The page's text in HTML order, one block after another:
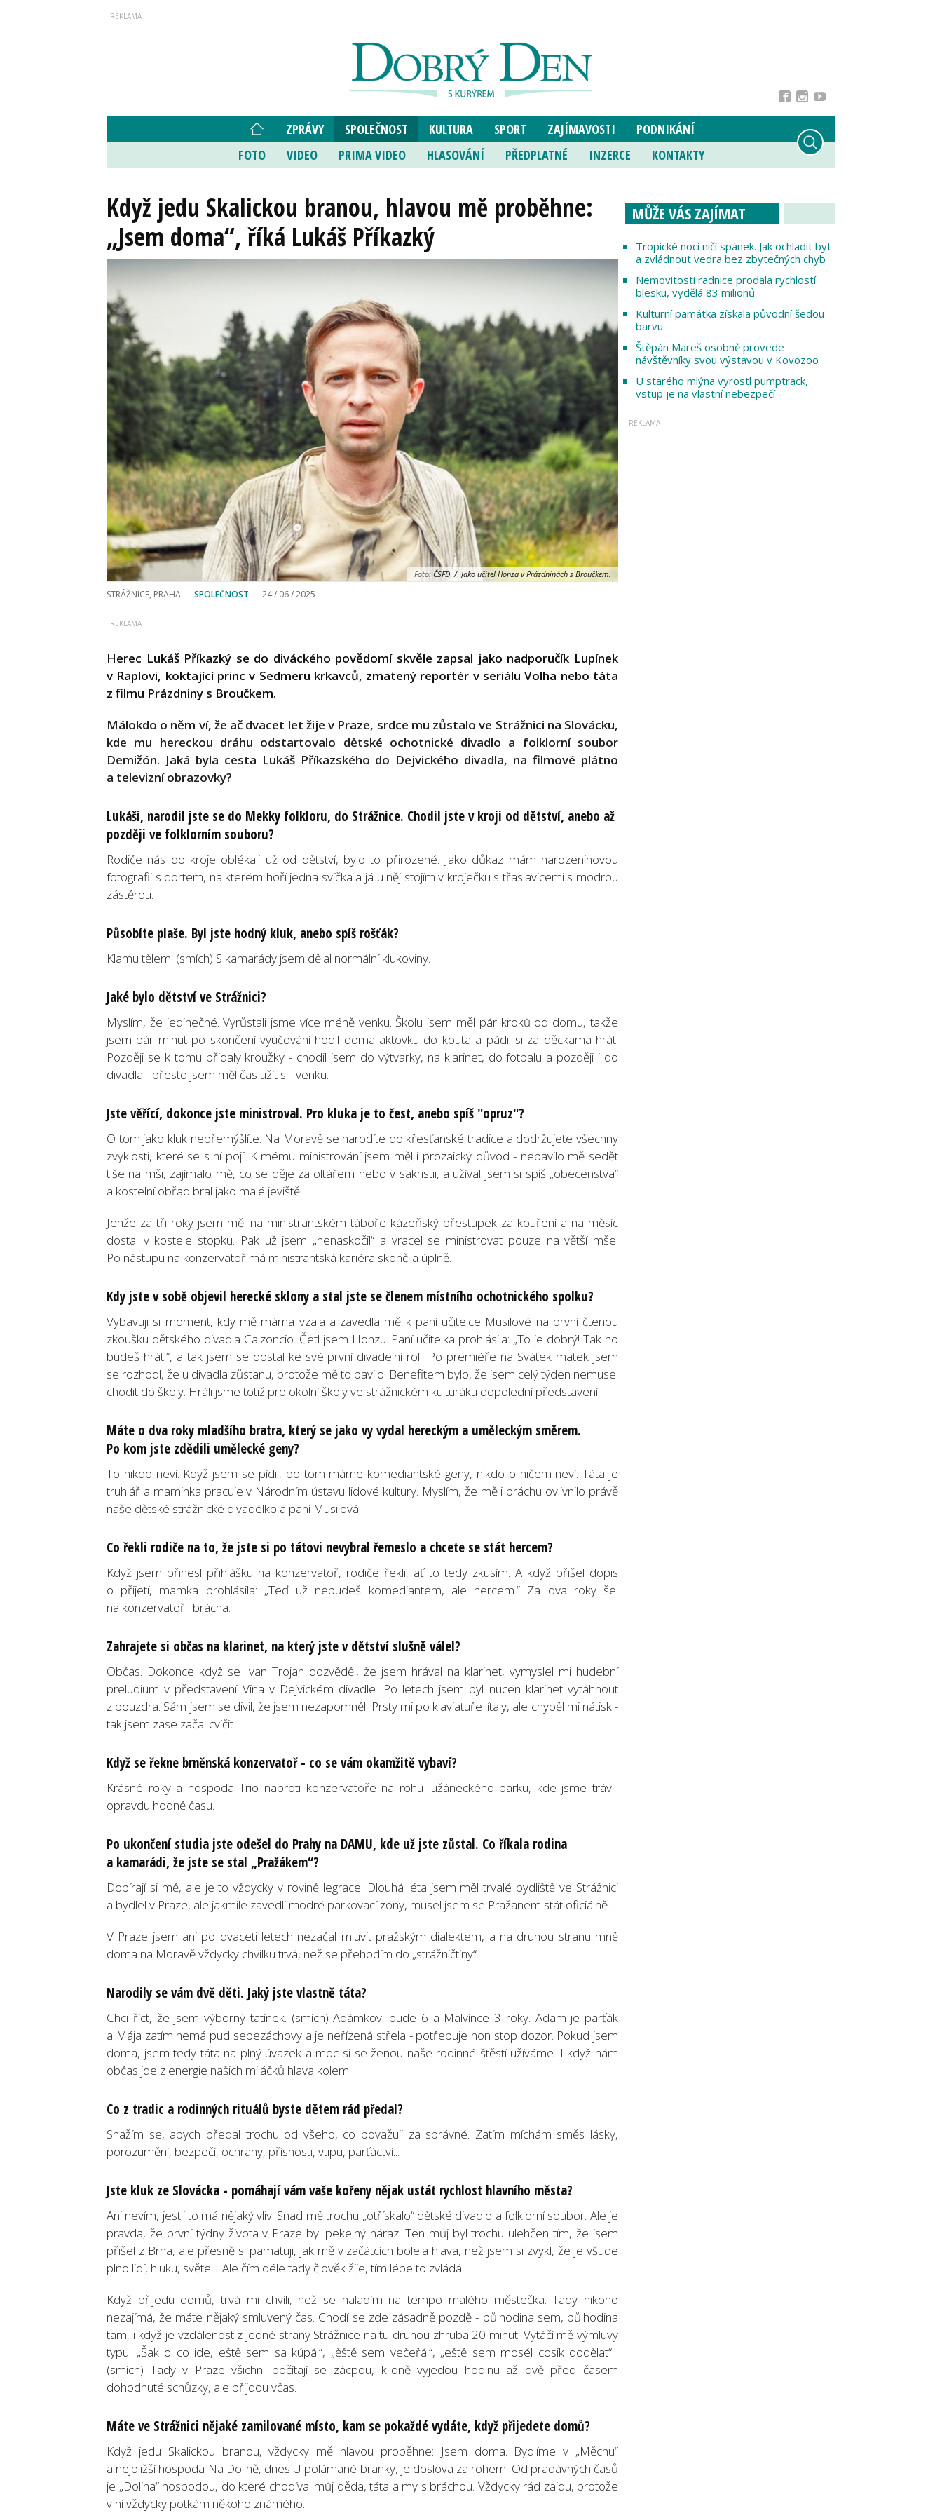
ZPRÁVY SPOLEČNOST KULTURA SPORT ZAJÍMAVOSTI
PODNIKÁNÍ
FOTO
VIDEO PRIMA VIDEO HLASOVÁNÍ PŘEDPLATNÉ INZERCE KONTAKTY
Když jedu Skalickou branou, hlavou mě proběhne:
„Jsem doma“, říká Lukáš Příkazký
Foto: ČSFD / Jako učitel Honza v Prázdninách s Broučkem.
STRÁŽNICE, PRAHA SPOLEČNOST 24 / 06 / 2025
Herec Lukáš Příkazký se do diváckého povědomí skvěle zapsal jako nadporučík Lupínek
v Raplovi, koktající princ v Sedmeru krkavců, zmatený reportér v seriálu Volha nebo táta
z filmu Prázdniny s Broučkem.
Málokdo o něm ví, že ač dvacet let žije v Praze, srdce mu zůstalo ve Strážnici na Slovácku,
kde mu hereckou dráhu odstartovalo dětské ochotnické divadlo a folklorní soubor
Demižón. Jaká byla cesta Lukáš Příkazského do Dejvického divadla, na filmové plátno
a televizní obrazovky?
Lukáši, narodil jste se do Mekky folkloru, do Strážnice. Chodil jste v kroji od dětství, anebo až
později ve folklorním souboru?
Rodiče nás do kroje oblékali už od dětství, bylo to přirozené. Jako důkaz mám narozeninovou
fotografii s dortem, na kterém hoří jedna svíčka a já u něj stojím v kroječku s třaslavicemi s modrou
zástěrou.
Působíte plaše. Byl jste hodný kluk, anebo spíš rošťák?
Klamu tělem. (smích) S kamarády jsem dělal normální klukoviny.
Jaké bylo dětství ve Strážnici?
Myslím, že jedinečné. Vyrůstali jsme více méně venku. Školu jsem měl pár kroků od domu, takže
jsem pár minut po skončení vyučování hodil doma aktovku do kouta a pádil si za děckama hrát.
Později se k tomu přidaly kroužky - chodil jsem do výtvarky, na klarinet, do fotbalu a později i do
divadla - přesto jsem měl čas užít si i venku.
Jste věřící, dokonce jste ministroval. Pro kluka je to čest, anebo spíš "opruz"?
O tom jako kluk nepřemýšlíte. Na Moravě se narodíte do křesťanské tradice a dodržujete všechny
zvyklosti, které se s ní pojí. K mému ministrování jsem měl i prozaický důvod - nebavilo mě sedět
tiše na mši, zajímalo mě, co se děje za oltářem nebo v sakristii, a užíval jsem si spíš „obecenstva“
a kostelní obřad bral jako malé jeviště.
Jenže za tři roky jsem měl na ministrantském táboře kázeňský přestupek za kouření a na měsíc
dostal v kostele stopku. Pak už jsem „nenaskočil“ a vracel se ministrovat pouze na větší mše.
Po nástupu na konzervatoř má ministrantská kariéra skončila úplně.
Kdy jste v sobě objevil herecké sklony a stal jste se členem místního ochotnického spolku?
Vybavuji si moment, kdy mě máma vzala a zavedla mě k paní učitelce Musilové na první čtenou
zkoušku dětského divadla Calzoncio. Četl jsem Honzu. Paní učitelka prohlásila: „To je dobrý! Tak ho
budeš hrát!“, a tak jsem se dostal ke své první divadelní roli. Po premiéře na Svátek matek jsem
se rozhodl, že u divadla zůstanu, protože mě to bavilo. Benefitem bylo, že jsem celý týden nemusel
chodit do školy. Hráli jsme totiž pro okolní školy ve strážnickém kulturáku dopolední představení.
Máte o dva roky mladšího bratra, který se jako vy vydal hereckým a uměleckým směrem.
Po kom jste zdědili umělecké geny?
To nikdo neví. Když jsem se pídil, po tom máme komediantské geny, nikdo o ničem neví. Táta je
truhlář a maminka pracuje v Národním ústavu lidové kultury. Myslím, že mě i bráchu ovlivnilo právě
naše dětské strážnické divadélko a paní Musilová.
Co řekli rodiče na to, že jste si po tátovi nevybral řemeslo a chcete se stát hercem?
Když jsem přinesl přihlášku na konzervatoř, rodiče řekli, ať to tedy zkusím. A když přišel dopis
o přijetí, mamka prohlásila: „Teď už nebudeš komediantem, ale hercem.“ Za dva roky šel
na konzervatoř i brácha.
Zahrajete si občas na klarinet, na který jste v dětství slušně válel?
Občas. Dokonce když se Ivan Trojan dozvěděl, že jsem hrával na klarinet, vymyslel mi hudební
preludium v představení Vina v Dejvickém divadle. Po letech jsem byl nucen klarinet vytáhnout
z pouzdra. Sám jsem se divil, že jsem nezapomněl. Prsty mi po klaviatuře lítaly, ale chyběl mi nátisk -
tak jsem zase začal cvičit.
Když se řekne brněnská konzervatoř - co se vám okamžitě vybaví?
Krásné roky a hospoda Trio naproti konzervatoře na rohu lužáneckého parku, kde jsme trávili
opravdu hodně času.
Po ukončení studia jste odešel do Prahy na DAMU, kde už jste zůstal. Co říkala rodina
a kamarádi, že jste se stal „Pražákem“?
Dobírají si mě, ale je to vždycky v rovině legrace. Dlouhá léta jsem měl trvalé bydliště ve Strážnici
a bydlel v Praze, ale jakmile zavedli modré parkovací zóny, musel jsem se Pražanem stát oficiálně.
V Praze jsem ani po dvaceti letech nezačal mluvit pražským dialektem, a na druhou stranu mně
doma na Moravě vždycky chvilku trvá, než se přehodím do „strážničtiny“.
Narodily se vám dvě děti. Jaký jste vlastně táta?
Chci říct, že jsem výborný tatínek. (smích) Adámkovi bude 6 a Malvínce 3 roky. Adam je parťák
a Mája zatím nemá pud sebezáchovy a je neřízená střela - potřebuje non stop dozor. Pokud jsem
doma, jsem tedy táta na plný úvazek a moc si se ženou naše rodinné štěstí užíváme. I když nám
občas jde z energie našich miláčků hlava kolem.
Co z tradic a rodinných rituálů byste dětem rád předal?
Snažím se, abych předal trochu od všeho, co považuji za správné. Zatím míchám směs lásky,
porozumění, bezpečí, ochrany, přísnosti, vtipu, parťáctví...
Jste kluk ze Slovácka - pomáhají vám vaše kořeny nějak ustát rychlost hlavního města?
Ani nevím, jestli to má nějaký vliv. Snad mě trochu „otřískalo“ dětské divadlo a folklorní soubor. Ale je
pravda, že první týdny života v Praze byl pekelný náraz. Ten můj byl trochu ulehčen tím, že jsem
přišel z Brna, ale přesně si pamatuji, jak mě v začátcích bolela hlava, než jsem si zvykl, že je všude
plno lidí, hluku, světel... Ale čím déle tady člověk žije, tím lépe to zvládá.
Když přijedu domů, trvá mi chvíli, než se naladím na tempo malého městečka. Tady nikoho
nezajímá, že máte nějaký smluvený čas. Chodí se zde zásadně pozdě - půlhodina sem, půlhodina
tam, i když je vzdálenost z jedné strany Strážnice na tu druhou zhruba 20 minut. Vytáčí mě výmluvy
typu: „Šak o co ide, eště sem sa kúpál“, „ěště sem večeřál“, „eště sem mosél cosik dodělat“...
(smích) Tady v Praze všichni počítají se zácpou, klidně vyjedou hodinu až dvě před časem
dohodnuté schůzky, ale přijdou včas.
Máte ve Strážnici nějaké zamilované místo, kam se pokaždé vydáte, když přijedete domů?
Když jedu Skalickou branou, vždycky mě hlavou proběhne: Jsem doma. Bydlíme v „Měchu“
a nejbližší hospoda Na Dolině, dnes U polámané branky, je doslova za rohem. Od pradávných časů
je „Dolina“ hospodou, do které chodíval můj děda, táta a my s bráchou. Vždycky rád zajdu, protože
v ní vždycky potkám někoho známého.
MŮŽE VÁS ZAJÍMAT
Tropické noci ničí spánek. Jak ochladit byt
a zvládnout vedra bez zbytečných chyb
Nemovitosti radnice prodala rychlostí
blesku, vydělá 83 milionů
Kulturní památka získala původní šedou
barvu
Štěpán Mareš osobně provede
návštěvníky svou výstavou v Kovozoo
U starého mlýna vyrostl pumptrack,
vstup je na vlastní nebezpečí